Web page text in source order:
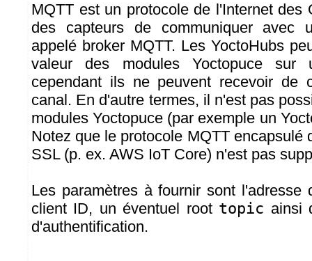
MQTT est un protocole de l'Internet des
des capteurs de communiquer avec
appelé broker MQTT. Les YoctoHubs
valeur des modules Yoctopuce sur
cependant ils ne peuvent recevoir de
canal. En d'autre termes, il n'est pas
modules Yoctopuce (par exemple un
Notez que le protocole MQTT encapsulé
SSL (p. ex. AWS IoT Core) n'est pas
Les paramètres à fournir sont l'adresse
client ID, un éventuel root topic ainsi
d'authentification.